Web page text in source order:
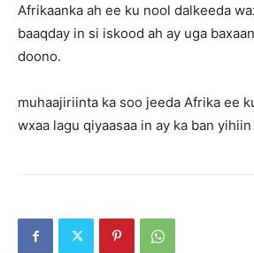
Afrikaanka ah ee ku nool dalkeeda
baaqday in si iskood ah ay uga
doono.
muhaajiriinta ka soo jeeda Afrika ee
wxaa lagu qiyaasaa in ay ka ban